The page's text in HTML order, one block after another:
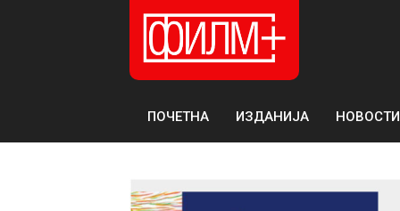
ПОЧЕТНА ИЗДАНИЈА НОВОСТИ